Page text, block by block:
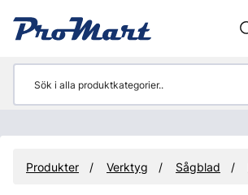
Produkter Verktyg Sågblad